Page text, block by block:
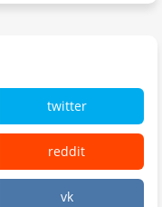
twitter
reddit
vk